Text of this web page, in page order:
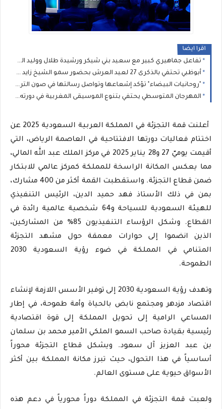
اقرا ايضا
تفاعل جماهيري كبير مع سعيد بني شيكر ورشيدة طلال ووليد الرحماني في المهرجان المتوسطي للناظور
أبوظبي تحتفي بالذكرى 27 لعيد العرش بحضور سمو الشيخ زايد بن محمد بن زايد وسمو الشيخ نهيان بن مبارك
"روحانيات البيضاء" تؤكد إشعاعها وتواصل رسالتها في صون التراث الموسيقي المغربي
المهرجان المتوسطي يحتفي بتنوع الموسيقى المغربية في دورته الثانية عشرة
أعلنت قمة التجزئة في المملكة العربية السعودية 2025 عن
اختتام فعاليات دورتها الافتتاحية في العاصمة الرياض، التي
أقيمت يوميّ 27 و28 يناير 2025 في مركز الملك عبد الله المالي،
مما يعكس المكانة الراسخة للمملكة كمركز عالمي للابتكار
ضمن قطاع التجزئة. واستقطبت القمة أكثر من 400 مشارك،
بمن في ذلك الأستاذ فهد حميد الدين، الرئيس التنفيذي
للهيئة السعودية للسياحة و64 شخصية عالمية رائدة في
القطاع. وشكل الرؤساء التنفيذيون 85% من المشاركين،
الذين انضموا إلى حوارات معمقة حول مشهد التجزئة
المتنامي في المملكة في ضوء رؤية السعودية 2030
الطموحة.
وتهدف رؤية السعودية 2030 إلى توفير الأسس اللازمة لإنشاء
اقتصاد مزدهر ومجتمع نابض بالحياة وأمة طموحة، في إطار
المساعي الرامية إلى تحويل المملكة إلى قوة اقتصادية
رئيسية بقيادة صاحب السمو الملكي الأمير محمد بن سلمان
بن عبد العزيز آل سعود. ويشكل قطاع التجزئة محوراً
أساسياً في هذا التحول، حيث تبرز مكانة المملكة بين أكثر
الأسواق حيوية على مستوى العالم.
ولعبت قمة التجزئة في المملكة دوراً محورياً في دعم هذه